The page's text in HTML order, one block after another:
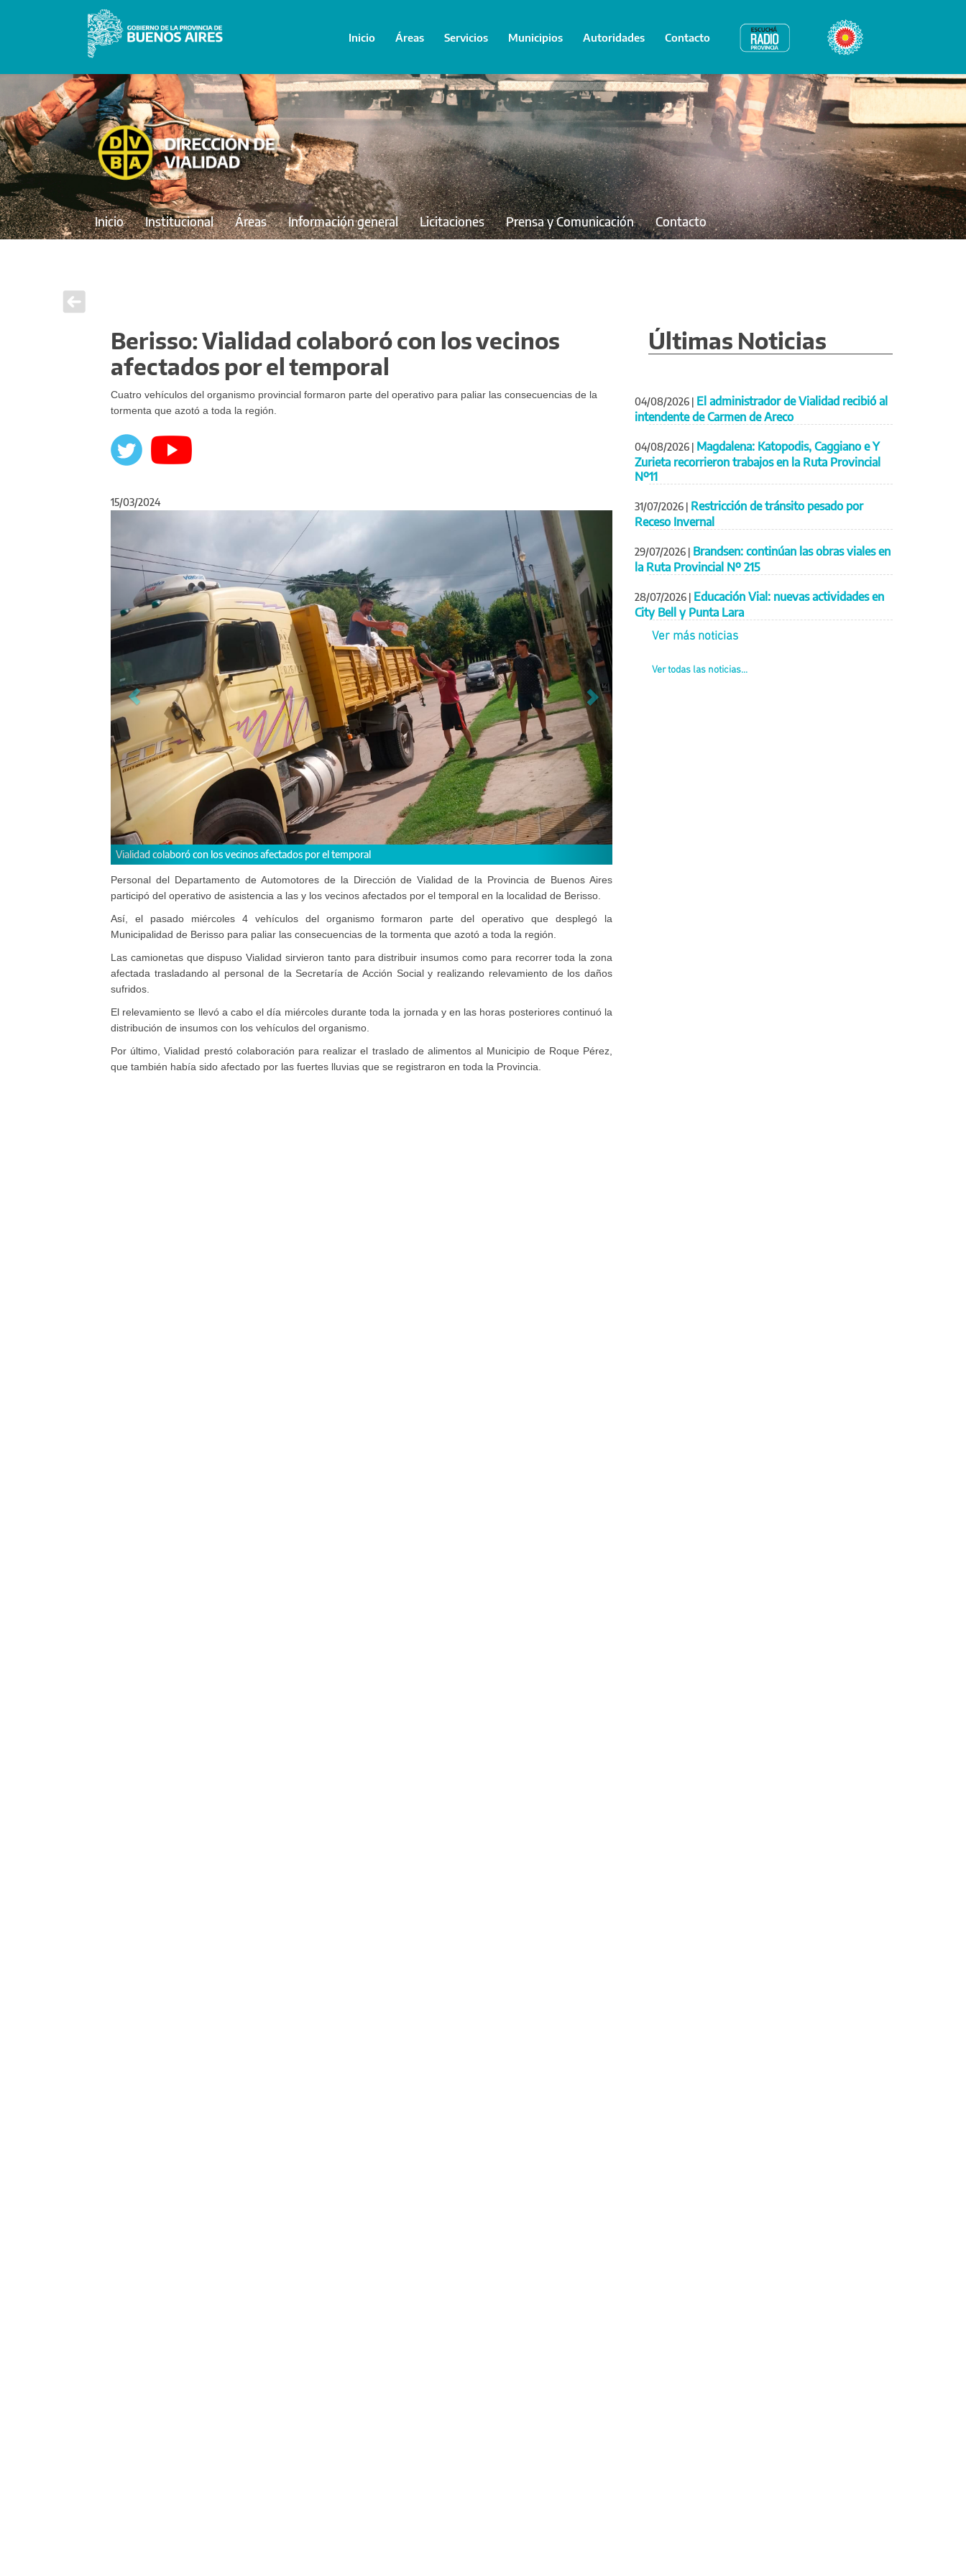
Inicio Áreas Servicios Municipios Autoridades Contacto Radio Provincia Bicentenario
Inicio Institucional Áreas Información general Licitaciones Prensa y Comunicación Contacto
Berisso: Vialidad colaboró con los vecinos
afectados por el temporal
Cuatro vehículos del organismo provincial formaron parte del operativo para paliar las consecuencias de la
tormenta que azotó a toda la región.
15/03/2024
Vialidad colaboró con los vecinos afectados por el temporal
Siguiente
Personal del Departamento de Automotores de la Dirección de Vialidad de la Provincia de Buenos Aires
participó del operativo de asistencia a las y los vecinos afectados por el temporal en la localidad de Berisso.
Así, el pasado miércoles 4 vehículos del organismo formaron parte del operativo que desplegó la
Municipalidad de Berisso para paliar las consecuencias de la tormenta que azotó a toda la región.
Las camionetas que dispuso Vialidad sirvieron tanto para distribuir insumos como para recorrer toda la zona
afectada trasladando al personal de la Secretaría de Acción Social y realizando relevamiento de los daños
sufridos.
El relevamiento se llevó a cabo el día miércoles durante toda la jornada y en las horas posteriores continuó la
distribución de insumos con los vehículos del organismo.
Por último, Vialidad prestó colaboración para realizar el traslado de alimentos al Municipio de Roque Pérez,
que también había sido afectado por las fuertes lluvias que se registraron en toda la Provincia.
Últimas Noticias
04/08/2026 | El administrador de Vialidad recibió al
intendente de Carmen de Areco
04/08/2026 | Magdalena: Katopodis, Caggiano e Y
Zurieta recorrieron trabajos en la Ruta Provincial
Nº11
31/07/2026 | Restricción de tránsito pesado por
Receso Invernal
29/07/2026 | Brandsen: continúan las obras viales en
la Ruta Provincial Nº 215
28/07/2026 | Educación Vial: nuevas actividades en
City Bell y Punta Lara
Ver más noticias
Ver todas las noticias...